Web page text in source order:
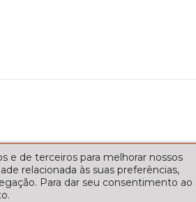
e de terceiros para melhorar nossos
relacionada às suas preferências,
Para dar seu consentimento ao